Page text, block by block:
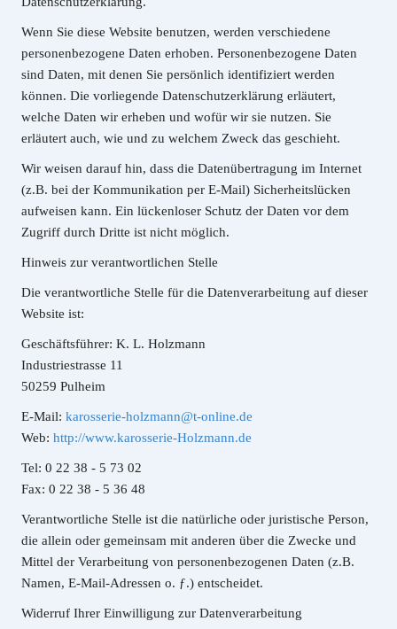
Wenn Sie diese Website benutzen, werden verschiedene
personenbezogene Daten erhoben. Personenbezogene Daten
sind Daten, mit denen Sie persönlich identifiziert werden
können. Die vorliegende Datenschutzerklärung erläutert,
welche Daten wir erheben und wofür wir sie nutzen. Sie
erläutert auch, wie und zu welchem Zweck das geschieht.
Wir weisen darauf hin, dass die Datenübertragung im Internet
(z.B. bei der Kommunikation per E-Mail) Sicherheitslücken
aufweisen kann. Ein lückenloser Schutz der Daten vor dem
Zugriff durch Dritte ist nicht möglich.
Hinweis zur verantwortlichen Stelle
Die verantwortliche Stelle für die Datenverarbeitung auf dieser
Website ist:
Geschäftsführer: K. L. Holzmann
Industriestrasse 11
50259 Pulheim
E-Mail: karosserie-holzmann@t-online.de
Web: http://www.karosserie-Holzmann.de
Tel: 0 22 38 - 5 73 02
Fax: 0 22 38 - 5 36 48
Verantwortliche Stelle ist die natürliche oder juristische Person,
die allein oder gemeinsam mit anderen über die Zwecke und
Mittel der Verarbeitung von personenbezogenen Daten (z.B.
Namen, E-Mail-Adressen o. ƒ.) entscheidet.
Widerruf Ihrer Einwilligung zur Datenverarbeitung